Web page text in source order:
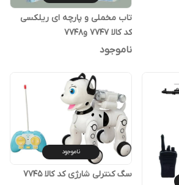
تاب مخملی و پارچه ای ریلکسی
کد کالا ۷۷۴۷ و۷۷۴۸
ناموجود
ناموجود
سگ کنترلی شارژی کد کالا ۷۷۴۵